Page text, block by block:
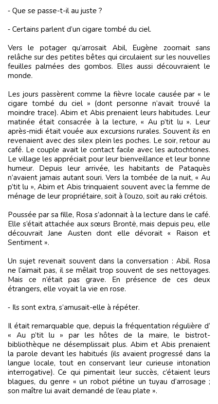
‑ Que se passe-t-il au juste ?
‑ Certains parlent d’un cigare tombé du ciel.
Vers le potager qu’arrosait Abil, Eugène zoomait sans
relâche sur des petites bêtes qui circulaient sur les nouvelles
feuilles palmées des gombos. Elles aussi découvraient le
monde.
Les jours passèrent comme la fièvre locale causée par « le
cigare tombé du ciel » (dont personne n’avait trouvé la
moindre trace). Abim et Abis prenaient leurs habitudes. Leur
matinée était consacrée à la lecture, « Au p’tit lu ». Leur
après-midi était vouée aux excursions rurales. Souvent ils en
revenaient avec des silex plein les poches. Le soir, retour au
café. Le couple avait le contact facile avec les autochtones.
Le village les appréciait pour leur bienveillance et leur bonne
humeur. Depuis leur arrivée, les habitants de Pataquès
n’avaient jamais autant souri. Vers la tombée de la nuit, « Au
p’tit lu », Abim et Abis trinquaient souvent avec la femme de
ménage de leur propriétaire, soit à l’ouzo, soit au raki crétois.
Poussée par sa fille, Rosa s’adonnait à la lecture dans le café.
Elle s’était attachée aux sœurs Brontë, mais depuis peu, elle
découvrait Jane Austen dont elle dévorait « Raison et
Sentiment ».
Un sujet revenait souvent dans la conversation : Abil. Rosa
ne l’aimait pas, il se mêlait trop souvent de ses nettoyages.
Mais ce n’était pas grave. En présence de ces deux
étrangers, elle voyait la vie en rose.
‑ Ils sont extra, s’amusait-elle à répéter.
Il était remarquable que, depuis la fréquentation régulière d’
« Au p’tit lu » par les hôtes de la maire, le bistrot-
bibliothèque ne désemplissait plus. Abim et Abis prenaient
la parole devant les habitués (ils avaient progressé dans la
langue locale, tout en conservant leur curieuse intonation
interrogative). Ce qui pimentait leur succès, c’étaient leurs
blagues, du genre « un robot piétine un tuyau d’arrosage ;
son maître lui avait demandé de l’eau plate ».